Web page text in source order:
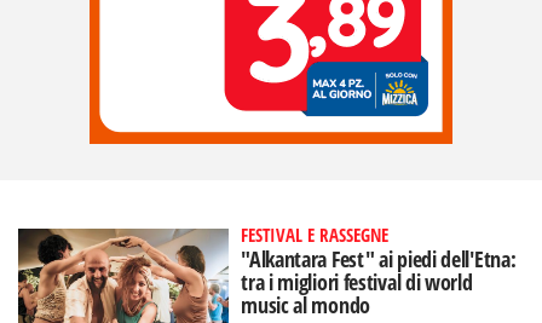
FESTIVAL E RASSEGNE
"Alkantara Fest" ai piedi dell'Etna:
tra i migliori festival di world
music al mondo